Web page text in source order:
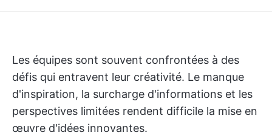
Les équipes sont souvent confrontées à des
défis qui entravent leur créativité. Le manque
d'inspiration, la surcharge d'informations et les
perspectives limitées rendent difficile la mise en
œuvre d'idées innovantes.